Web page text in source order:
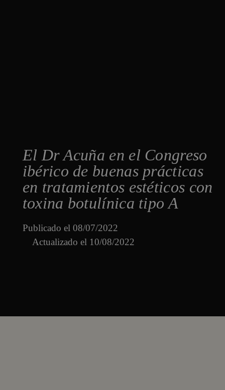
El Dr Acuña en el Congreso
ibérico de buenas prácticas
en tratamientos estéticos con
toxina botulínica tipo A
Publicado el 08/07/2022
Actualizado el 10/08/2022